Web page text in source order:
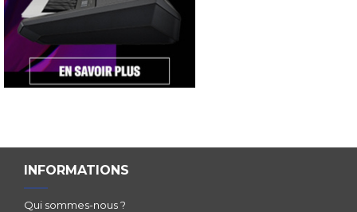
INFORMATIONS
Qui sommes-nous ?